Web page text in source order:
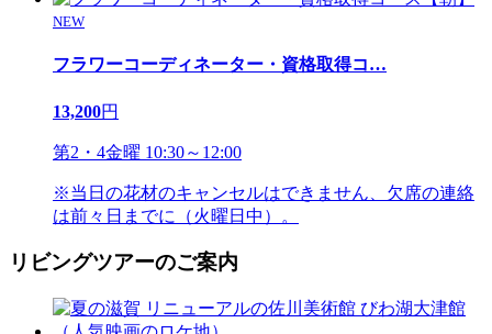
NEW
フラワーコーディネーター・資格取得コ…
13,200円
第2・4金曜 10:30～12:00
※当日の花材のキャンセルはできません、欠席の連絡
は前々日までに（火曜日中）。
リビングツアーのご案内